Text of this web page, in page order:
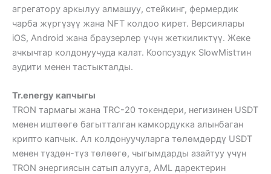
агрегатору аркылуу алмашуу, стейкинг, фермердик
чарба жүргүзүү жана NFT колдоо кирет. Версиялары
iOS, Android жана браузерлер үчүн жеткиликтүү. Жеке
ачкычтар колдонуучуда калат. Коопсуздук SlowMistтин
аудити менен тастыкталды.
Tr.energy капчыгы
TRON тармагы жана TRC-20 токендери, негизинен USDT
менен иштөөгө багытталган камкордукка алынбаган
крипто капчык. Ал колдонуучуларга төлөмдөрдү USDT
менен түздөн-түз төлөөгө, чыгымдарды азайтуу үчүн
TRON энергиясын сатып алууга, AML даректерин